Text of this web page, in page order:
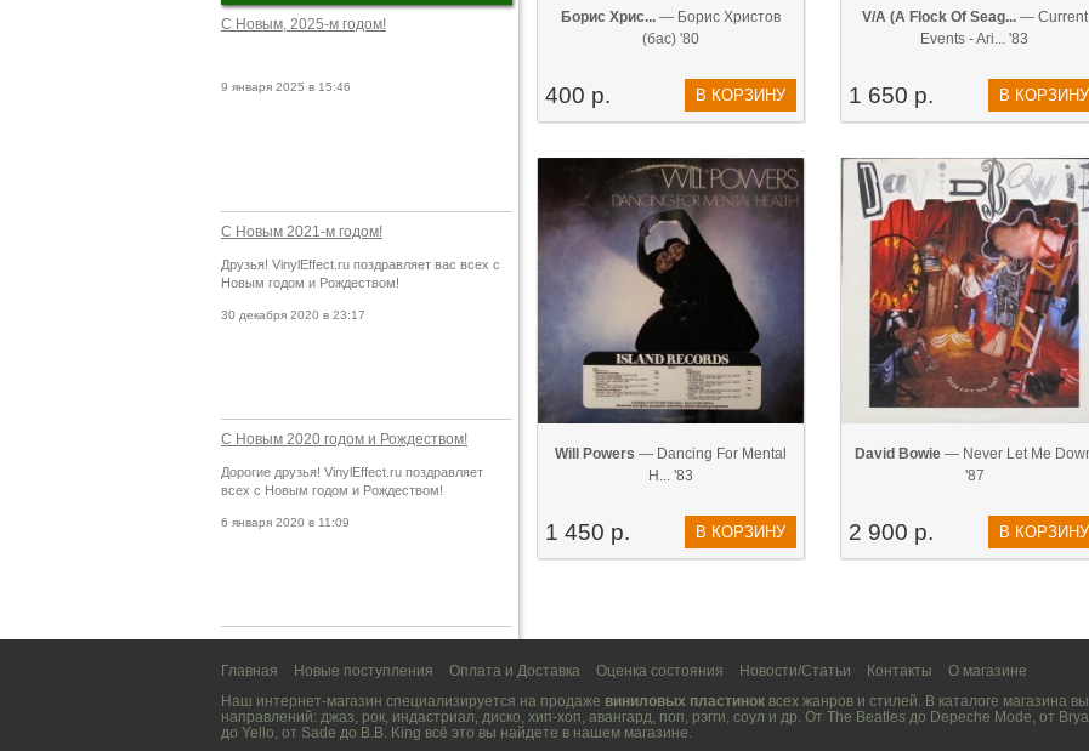
С Новым, 2025-м годом!
9 января 2025 в 15:46
С Новым 2021-м годом!
Друзья! VinylEffect.ru поздравляет вас всех с
Новым годом и Рождеством!
30 декабря 2020 в 23:17
С Новым 2020 годом и Рождеством!
Дорогие друзья! VinylEffect.ru поздравляет
всех с Новым годом и Рождеством!
6 января 2020 в 11:09
Борис Хрис... — Борис Христов
(бас) '80
400 р. В КОРЗИНУ
V/A (A Flock Of Seag...— Current
Events - Ari... '83
1 650 р. В КОРЗИНУ
Will Powers — Dancing For Mental
H... '83
1 450 р. В КОРЗИНУ
David Bowie — Never Let Me
'87
2 900 р. В КОРЗИНУ
Главная Новые поступления Оплата и Доставка Оценка состояния Новости/Статьи Контакты
О магазине
Наш интернет-магазин специализируется на продаже виниловых пластинок всех жанров и стилей. В каталоге магазина
направлений: джаз, рок, индастриал, диско, хип-хоп, авангард, поп, рэгги, соул и др. От The Beatles до Depeche Mode, от
до Yello, от Sade до B.B. King всё это вы найдете в нашем магазине.